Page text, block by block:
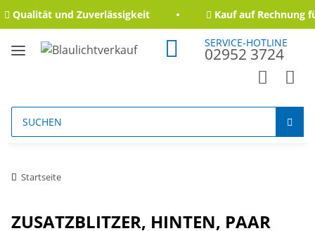
Qualität und Zuverlässigkeit Kauf auf Rechnung
SERVICE-HOTLINE
02952 3724
Startseite
ZUSATZBLITZER, HINTEN, PAAR